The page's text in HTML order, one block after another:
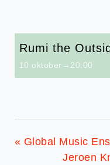
Rumi the
10 oktober→20:00
« Global Music
Jeroen